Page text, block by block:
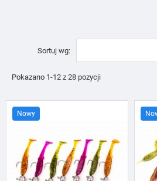
Sortuj wg:
Pokazano 1-12 z 28 pozycji
Nowy